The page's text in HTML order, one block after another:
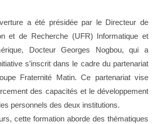
a été présidée par le Directeur de
et de Recherche (UFR) Informatique et
Docteur Georges Nogbou, qui a
s’inscrit dans le cadre du partenariat
Fraternité Matin. Ce partenariat vise
des capacités et le développement
personnels des deux institutions.
cette formation aborde des thématiques